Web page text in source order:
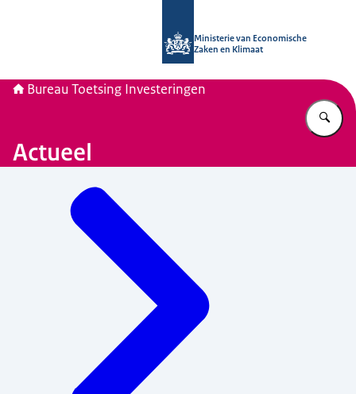
Ministerie van Economische
Zaken en Klimaat
Bureau Toetsing Investeringen
Actueel